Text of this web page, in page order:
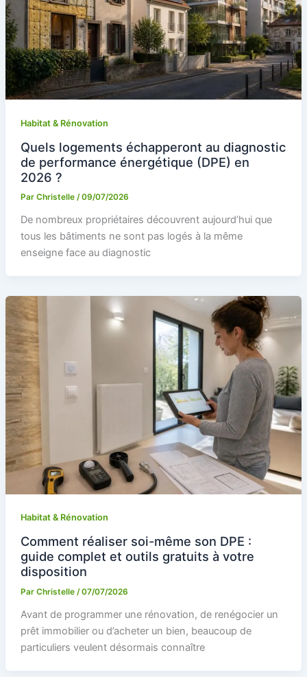
Habitat & Rénovation
Quels logements échapperont au diagnostic
de performance énergétique (DPE) en
2026 ?
Par Christelle /09/07/2026
De nombreux propriétaires découvrent aujourd’hui que
tous les bâtiments ne sont pas logés à la même
enseigne face au diagnostic
Habitat & Rénovation
Comment réaliser soi-même son DPE :
guide complet et outils gratuits à votre
disposition
Par Christelle /07/07/2026
Avant de programmer une rénovation, de renégocier un
prêt immobilier ou d’acheter un bien, beaucoup de
particuliers veulent désormais connaître